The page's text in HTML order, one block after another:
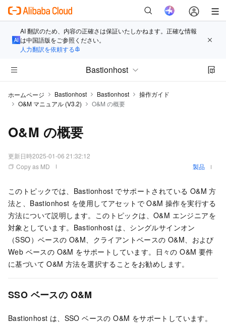
AI 翻訳のため、内容の正確さは保証いたしかねます。正確な情報
は中国語版をご参照ください。
人力翻訳を依頼する
Bastionhost
ホームページ Bastionhost Bastionhost
操作ガイド
O&M マニュアル (V3.2)
O&M の概要
O&M の概要
更新日時2025-01-06 21:32:12
Copy as MD
製品
このトピックでは、Bastionhost でサポートされている O&M 方
法と、Bastionhost を使用してアセットで O&M 操作を実行する
方法について説明します。このトピックは、O&M エンジニアを
対象としています。Bastionhost は、シングルサインオン
（SSO）ベースの O&M、クライアントベースの O&M、および
Web ベースの O&M をサポートしています。日々の O&M 要件
に基づいて O&M 方法を選択することをお勧めします。
SSO ベースの O&M
Bastionhost は、SSO ベースの O&M をサポートしています。